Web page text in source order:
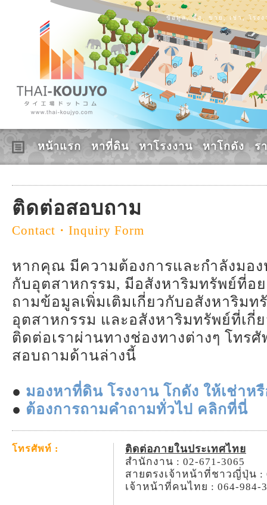
ข้อมูล, ซื้อ, ขาย, เช่า, โรง
หน้าแรก หาที่ดิน หาโรงงาน หาโกดัง ร
ติดต่อสอบถาม
Contact・Inquiry Form
หากคุณ มีความต้องการและกำลังมอ
กับอุตสาหกรรม, มีอสังหาริมทรัพย์ที่อ
ถามข้อมูลเพิ่มเติมเกี่ยวกับอสังหาริม
อุตสาหกรรม และอสังหาริมทรัพย์ที่เ
ติดต่อเราผ่านทางช่องทางต่างๆ โทร
สอบถามด้านล่างนี้
● มองหาที่ดิน โรงงาน โกดัง ให้เช่าห
● ต้องการถามคำถามทั่วไป คลิกที่นี่
โทรศัพท์ :
ติดต่อภายในประเทศไทย
สำนักงาน : 02-671-3065
สายตรงเจ้าหน้าที่ชาวญี่ปุ่น :
เจ้าหน้าที่คนไทย : 064-984-